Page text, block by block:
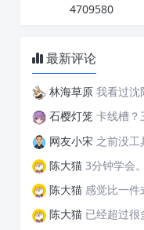
4709580
最新评论
林海草原 我看过沈阳穿线大神和海
石樱灯笼 卡线槽？三
网友小宋 之前没工
陈大猫 3分钟学会。
陈大猫 感觉比一件
陈大猫 已经超过很